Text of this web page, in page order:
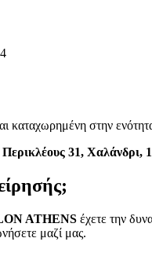
καταχωρημένη στην
Περικλέους 31, Χαλάνδρι,
ATHENS έχετε την
μαζί μας.